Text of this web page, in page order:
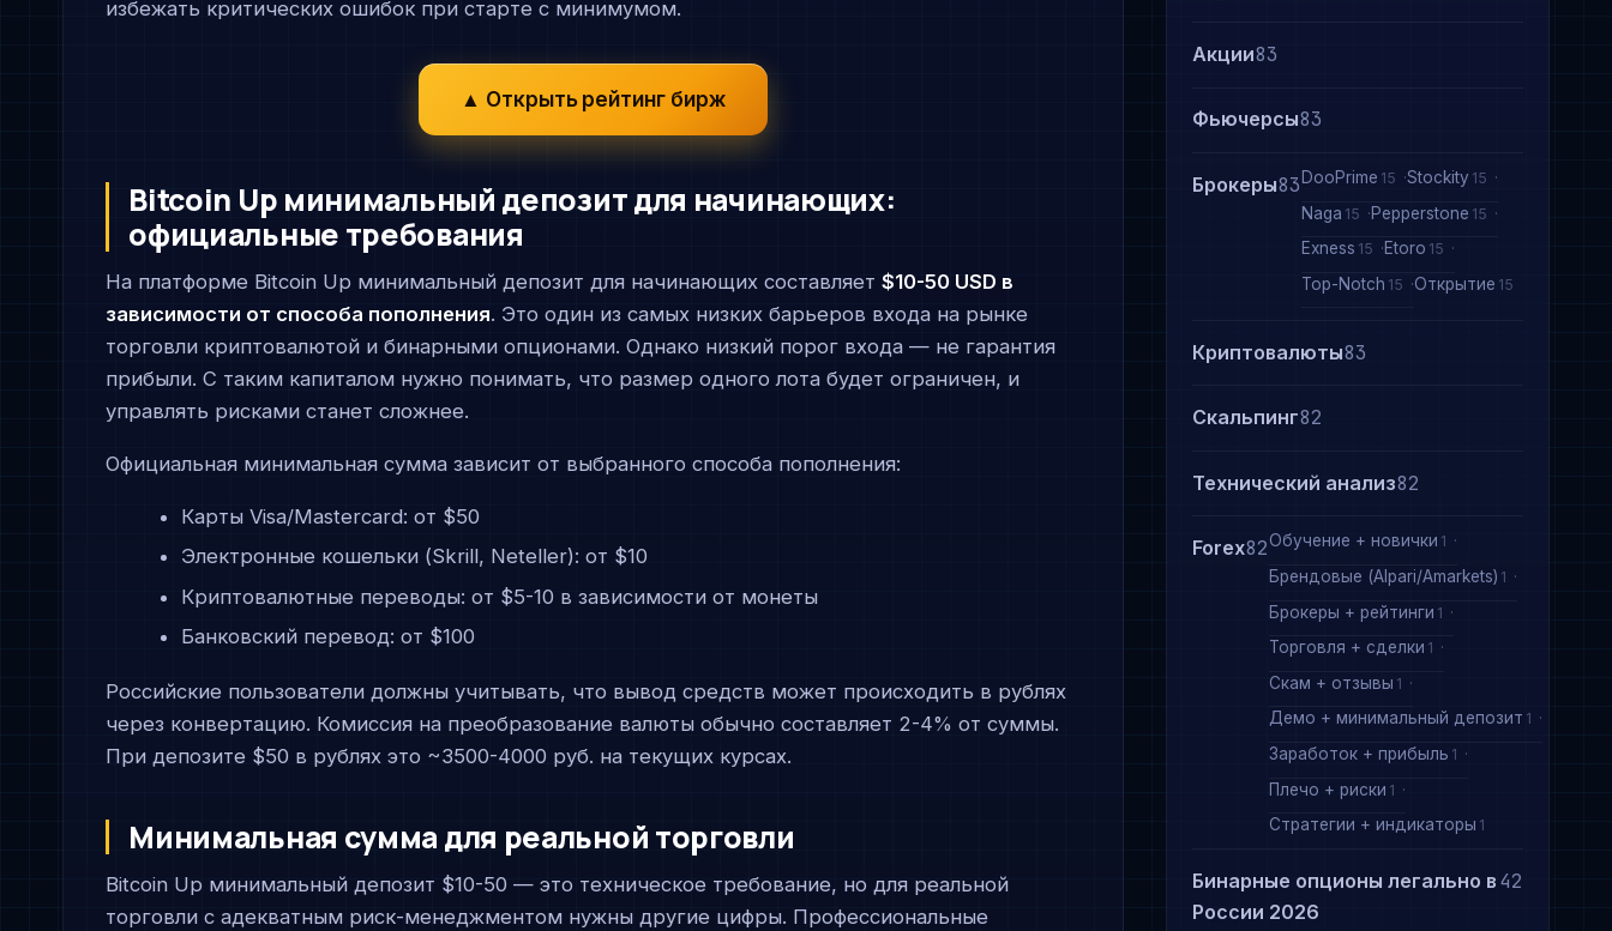
избежать критических ошибок при старте с минимумом.
▲ Открыть рейтинг бирж
Bitcoin Up минимальный депозит для начинающих:
официальные требования
На платформе Bitcoin Up минимальный депозит для начинающих составляет$10-50 USD в
зависимости от способа пополнения. Это один из самых низких барьеров входа на рынке
торговли криптовалютой и бинарными опционами. Однако низкий порог входа — не гарантия
прибыли. С таким капиталом нужно понимать, что размер одного лота будет ограничен, и
управлять рисками станет сложнее.
Официальная минимальная сумма зависит от выбранного способа пополнения:
Карты Visa/Mastercard: от $50
Электронные кошельки (Skrill, Neteller): от $10
Криптовалютные переводы: от $5-10 в зависимости от монеты
Банковский перевод: от $100
Российские пользователи должны учитывать, что вывод средств может происходить в рублях
через конвертацию. Комиссия на преобразование валюты обычно составляет 2-4% от суммы.
При депозите $50 в рублях это ~3500-4000 руб. на текущих курсах.
Минимальная сумма для реальной торговли
Bitcoin Up минимальный депозит $10-50 — это техническое требование, но для реальной
торговли с адекватным риск-менеджментом нужны другие цифры. Профессиональные
Акции83
Фьючерсы83
Брокеры83 DooPrime 15 Stockity 15
Naga 15 Pepperstone 15
Exness 15 Etoro 15
Top-Notch 15 Открытие 15
Криптовалюты83
Скальпинг82
Технический анализ82
Forex82Обучение + новички 1
Брендовые (Alpari/Amarkets) 1
Брокеры + рейтинги 1
Торговля + сделки 1
Скам + отзывы 1
Демо + минимальный депозит 1
Заработок + прибыль 1
Плечо + риски 1
Стратегии + индикаторы 1
Бинарные опционы легально в
России 2026
42